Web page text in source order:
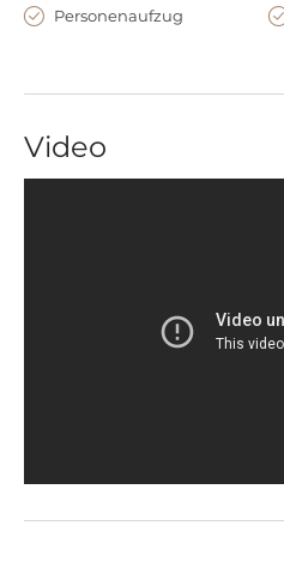
die Ausstattung und
Personenaufzug
Video